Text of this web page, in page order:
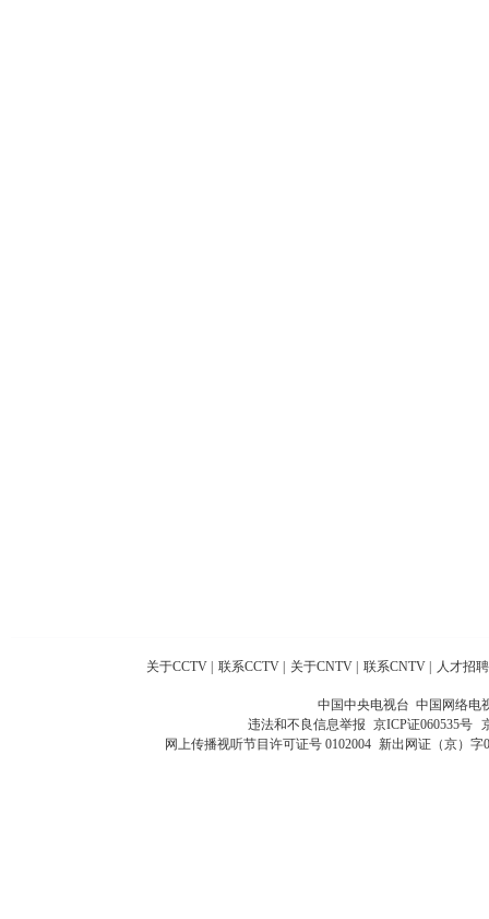
关于CCTV 联系CCTV 关于CNTV 联系CNTV 人才招聘
中国中央电视台 中国网络电
违法和不良信息举报 京ICP证060535号
网上传播视听节目许可证号 0102004 新出网证（京）